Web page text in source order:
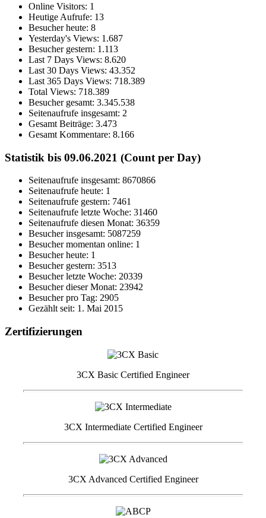
Online Visitors: 1
Heutige Aufrufe: 13
Besucher heute: 8
Yesterday's Views: 1.687
Besucher gestern: 1.113
Last 7 Days Views: 8.620
Last 30 Days Views: 43.352
Last 365 Days Views: 718.389
Total Views: 718.389
Besucher gesamt: 3.345.538
Seitenaufrufe insgesamt: 2
Gesamt Beiträge: 3.473
Gesamt Kommentare: 8.166
Statistik bis 09.06.2021 (Count per Day)
Seitenaufrufe insgesamt: 8670866
Seitenaufrufe heute: 1
Seitenaufrufe gestern: 7461
Seitenaufrufe letzte Woche: 31460
Seitenaufrufe diesen Monat: 36359
Besucher insgesamt: 5087259
Besucher momentan online: 1
Besucher heute: 1
Besucher gestern: 3513
Besucher letzte Woche: 20339
Besucher dieser Monat: 23942
Besucher pro Tag: 2905
Gezählt seit: 1. Mai 2015
Zertifizierungen
3CX Basic Certified Engineer
3CX Intermediate Certified Engineer
3CX Advanced Certified Engineer